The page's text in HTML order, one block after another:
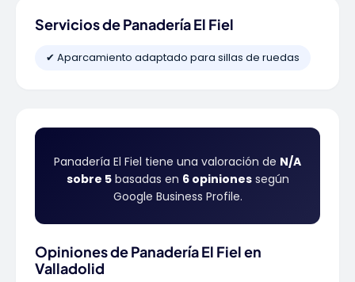
Servicios de Panadería El Fiel
✔ Aparcamiento adaptado para sillas de ruedas
Panadería El Fiel tiene una valoración de N/A
sobre 5basadas en 6 opinionessegún
Google Business Profile.
Opiniones de Panadería El Fiel en
Valladolid